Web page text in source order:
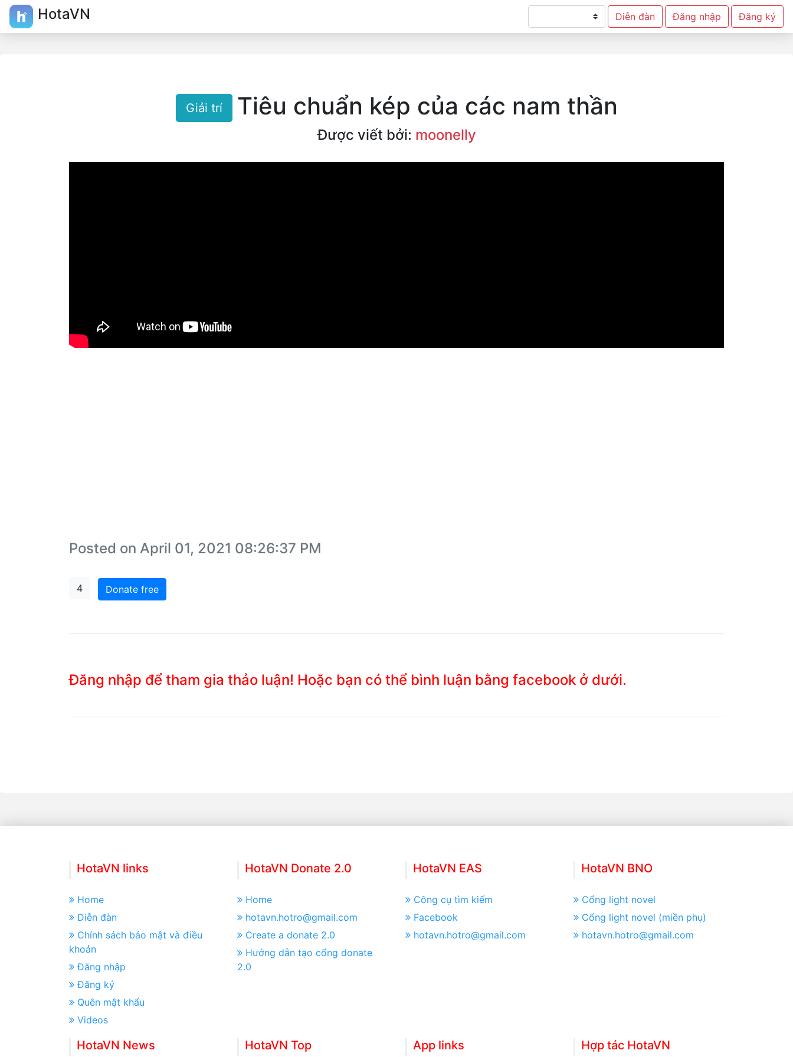
HotaVN Diễn đàn Đăng nhập Đăng ký
Giải trí Tiêu chuẩn kép của các nam thần
Được viết bởi: moonelly
Posted on April 01, 2021 08:26:37 PM
4 Donate free
Đăng nhập để tham gia thảo luận! Hoặc bạn có thể bình luận bằng facebook ở dưới.
HotaVN links
Home
Diễn đàn
Chính sách bảo mật và điều
khoản
Đăng nhập
Đăng ký
Quên mật khẩu
Videos
HotaVN Donate 2.0
Home
hotavn.hotro@gmail.com
Create a donate 2.0
Hướng dẫn tạo cổng donate
2.0
HotaVN EAS
Công cụ tìm kiếm
Facebook
hotavn.hotro@gmail.com
HotaVN BNO
Cổng light novel
Cổng light novel (miền phụ)
hotavn.hotro@gmail.com
HotaVN News HotaVN Top App links Hợp tác HotaVN